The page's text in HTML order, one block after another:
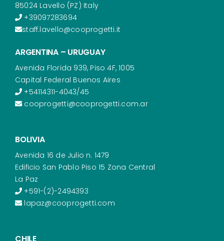
85024 Lavello (PZ) Italy
+39097283694
staff.lavello@cooprogetti.it
ARGENTINA – URUGUAY
Avenida Florida 939, Piso 4F, 1005
Capital Federal Buenos Aires
+54114311-4043/45
cooprogetti@cooprogetti.com.ar
BOLIVIA
Avenida 16 de Julio n. 1479
Edificio San Pablo Piso 15 Zona Central
La Paz
+591-(2)-2494393
lapaz@cooprogetti.com